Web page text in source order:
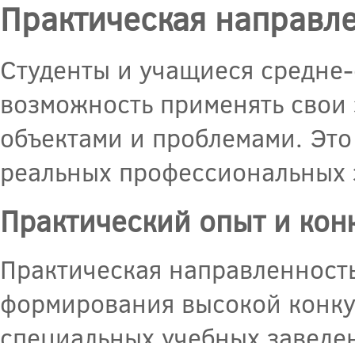
Практическая
Студенты и учащиеся
возможность применять
объектами и проблемами.
реальных
Практический опыт и
Практическая
формирования высокой